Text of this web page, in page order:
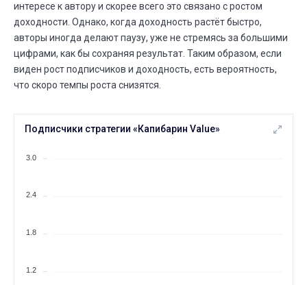
интересе к автору и скорее всего это связано с ростом
доходности. Однако, когда доходность растёт быстро,
авторы иногда делают паузу, уже не стремясь за большими
цифрами, как бы сохраняя результат. Таким образом, если
виден рост подписчиков и доходность, есть вероятность,
что скоро темпы роста снизятся.
Подписчики стратегии «Капибарин Value»
3.0
2.4
1.8
1.2